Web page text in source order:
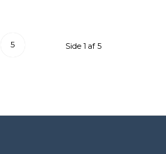
Side 1 af 5
5